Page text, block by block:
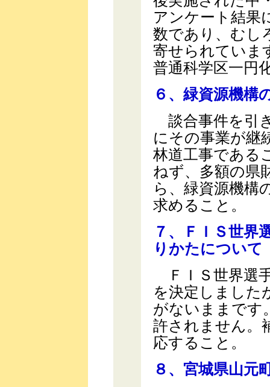
アンケート結果
数であり、むし
寄せられていま
普通科学区一円
６、緑資源機構
談合事件を引
にその事業が継
林道工事である
ねず、多額の県
ら、緑資源機構
求めること。
７、ＦＩＳ世界
りかたについて
ＦＩＳ世界選
を決定しました
がないままです
許されません。
応すること。
８、宮城県山元